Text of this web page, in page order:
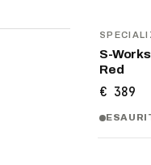
S-
Red
€ 389